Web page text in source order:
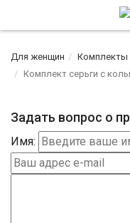
Для женщин
Комплекты
Комплект серьги с
Задать вопрос о
Имя: